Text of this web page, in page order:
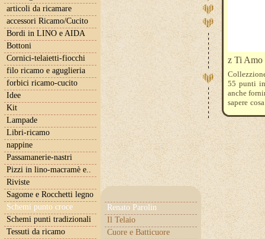
articoli da ricamare
accessori Ricamo/Cucito
Bordi in LINO e AIDA
Bottoni
Cornici-telaietti-fiocchi
filo ricamo e aguglieria
forbici ricamo-cucito
Idee
Kit
Lampade
Libri-ricamo
nappine
Passamanerie-nastri
Pizzi in lino-macramè e..
Riviste
Sagome e Rocchetti legno
Schemi punto croce
Renato Parolin
Il Telaio
Cuore e Batticuore
Schemi punti tradizionali
Tessuti da ricamo
z Ti
55 punti
anche
sapere
Rocche
cambio
... noi
per San